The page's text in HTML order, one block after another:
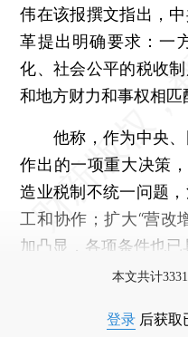
伟在该报撰文指出，
革提出明确要求：一
化、社会公平的税收
和地方财力和事权相匹
他称，作为中央、
作出的一项重大决策
造业税制不统一问题
工和协作；扩大“营改
加凸显，各项条件也已
本文共计
登录 后获取